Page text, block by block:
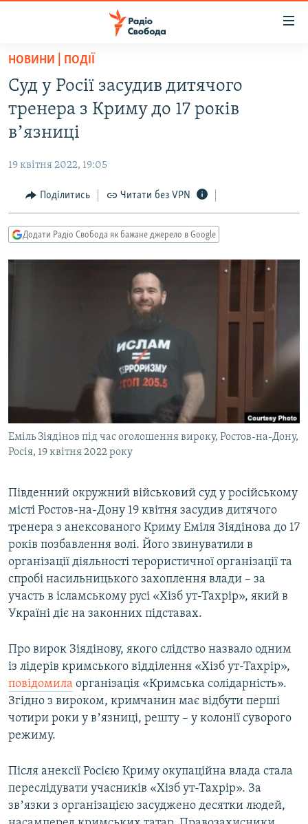
Перейти
основного
матеріалу
Перейти
до
основної
Перейти
до
пошуку
ВСЕ ЗА ДОБУ
СТАТТІ
СУСПІЛЬСТВО
РОСІЙСЬКА «ФІЛЬТРАЦІЯ»
ДОНБАС.РЕАЛІЇ
ТИ ЯК?
КРИМ РЕАЛІЇ
РУС
КТАТ
ДОЛУЧАЙСЯ!
НОВИНИ | ПОДІЇ
Суд у Росії засудив дитячого
тренера з Криму до 17 років
вʼязниці
19 квітня 2022, 19:05
Поділитись Читати без VPN
Додати Радіо Свобода як бажане джерело в Google
Еміль Зіядінов під час оголошення вироку, Ростов-на-Дону,
Росія, 19 квітня 2022 року
Південний окружний військовий суд у російському
місті Ростов-на-Дону 19 квітня засудив дитячого
тренера з анексованого Криму Еміля Зіядінова до 17
років позбавлення волі. Його звинуватили в
організації діяльності терористичної організації та
спробі насильницького захоплення влади – за
участь в ісламському русі «Хізб ут-Тахрір», який в
Україні діє на законних підставах.
Про вирок Зіядінову, якого слідство назвало одним
із лідерів кримського відділення «Хізб ут-Тахрір»,
повідомила організація «Кримська солідарність».
Згідно з вироком, кримчанин має відбути перші
чотири роки у вʼязниці, решту – у колонії суворого
режиму.
Після анексії Росією Криму окупаційна влада стала
переслідувати учасників «Хізб ут-Тахрір». За
звʼязки з організацією засуджено десятки людей,